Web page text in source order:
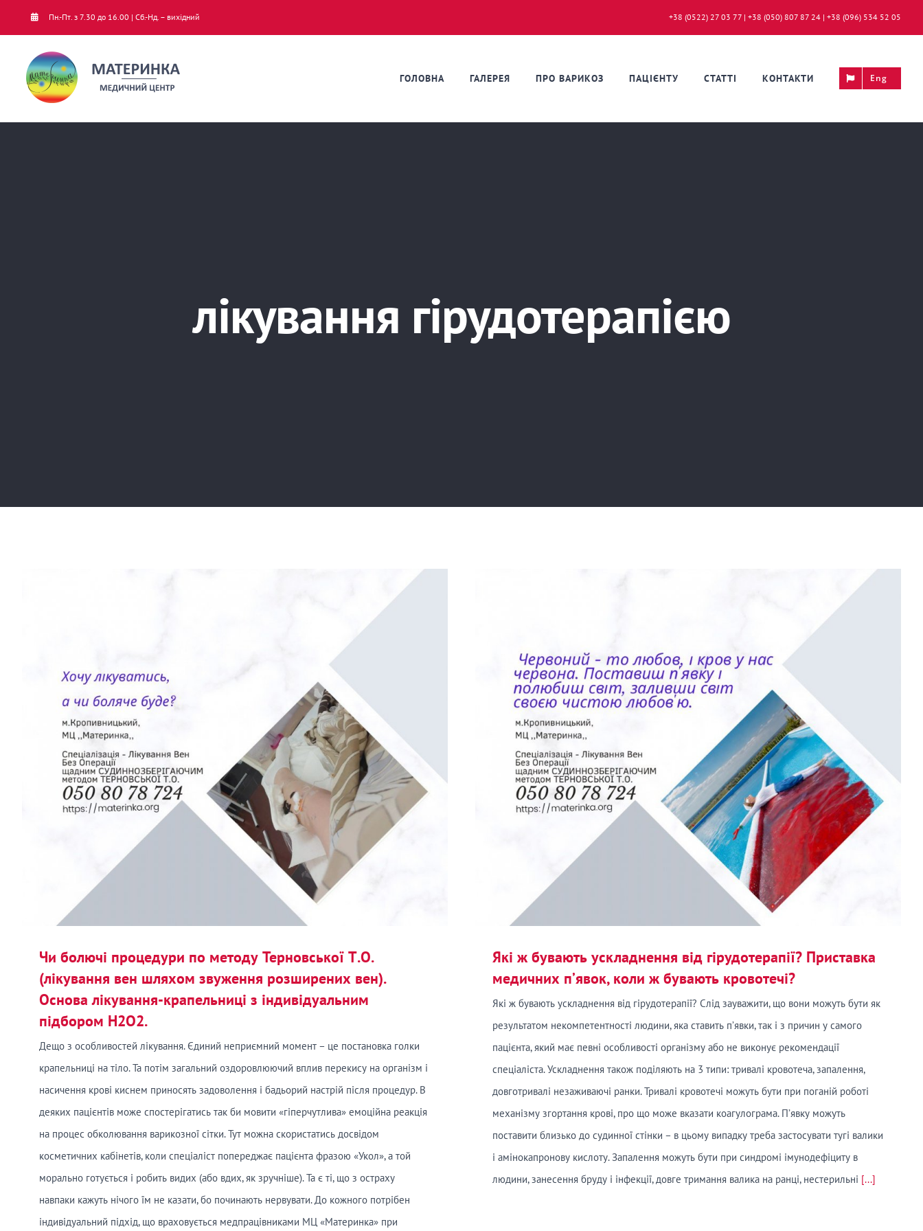
to
Пн.-Пт. з 7.30 до 16.00 | Сб.-Нд. – вихідний +38 (0522) 27 03 77 | +38 (050) 807 87 24 | +38 (096) 534 52 05
ГОЛОВНА ГАЛЕРЕЯ ПРО ВАРИКОЗ ПАЦІЄНТУ СТАТТІ КОНТАКТИ Eng
лікування гірудотерапією
Чи болючі процедури по методу Терновської Т.О.
(лікування вен шляхом звуження розширених вен).
Основа лікування-крапельниці з індивідуальним
підбором Н2O2.
Дещо з особливостей лікування. Єдиний неприємний момент – це постановка голки
крапельниці на тіло. Та потім загальний оздоровлюючий вплив перекису на організм і
насичення крові киснем приносять задоволення і бадьорий настрій після процедур. В
деяких пацієнтів може спостерігатись так би мовити «гіперчутлива» емоційна реакція
на процес обколювання варикозної сітки. Тут можна скористатись досвідом
косметичних кабінетів, коли спеціаліст попереджає пацієнта фразою «Укол», а той
морально готується і робить видих (або вдих, як зручніше). Та є ті, що з остраху
навпаки кажуть нічого їм не казати, бо починають нервувати. До кожного потрібен
індивідуальний підхід, що враховується медпрацівниками МЦ «Материнка» при
Які ж бувають ускладнення від гірудотерапії? Приставка
медичних п’явок, коли ж бувають кровотечі?
Які ж бувають ускладнення від гірудотерапії? Слід зауважити, що вони можуть бути як
результатом некомпетентності людини, яка ставить п’явки, так і з причин у самого
пацієнта, який має певні особливості організму або не виконує рекомендації
спеціаліста. Ускладнення також поділяють на 3 типи: тривалі кровотеча, запалення,
довготривалі незаживаючі ранки. Тривалі кровотечі можуть бути при поганій роботі
механізму згортання крові, про що може вказати коагулограма. П’явку можуть
поставити близько до судинної стінки – в цьому випадку треба застосувати тугі валики
і амінокапронову кислоту. Запалення можуть бути при синдромі імунодефіциту в
людини, занесення бруду і інфекції, довге тримання валика на ранці, нестерильні [...]